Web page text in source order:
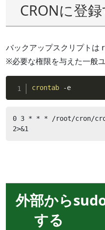
CRONに登
バックアップスクリプトは
※必要な権限を与えた一般
crontab -e
0 3 * * * /root/cron/
2>&1
外部から
する